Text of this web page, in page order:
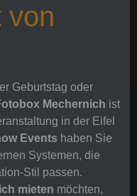
von
Geburtstag oder
Mechernich ist
in der Eifel
Events haben Sie
Systemen, die
Stil passen.
mieten möchten,